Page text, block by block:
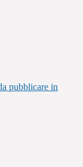
pubblicare in